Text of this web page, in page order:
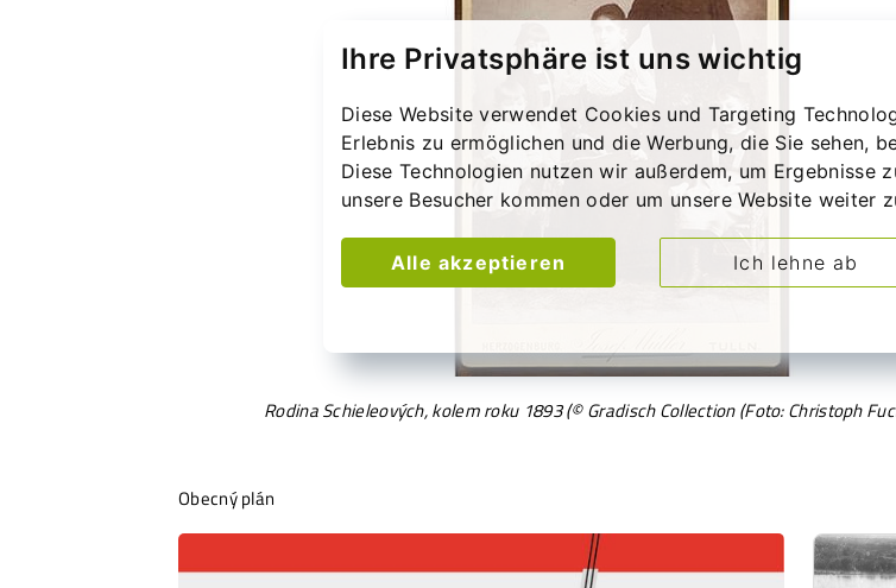
Ihre Privatsphäre ist uns wichtig
Diese Website verwendet Cookies und Targeting
Erlebnis zu ermöglichen und die Werbung, die Sie sehen,
Diese Technologien nutzen wir außerdem, um Ergebnisse
unsere Besucher kommen oder um unsere Website weiter
Alle akzeptieren Ich lehne ab
Rodina Schieleových, kolem roku 1893 (© Gradisch Collection (Foto: Christoph
Obecný plán